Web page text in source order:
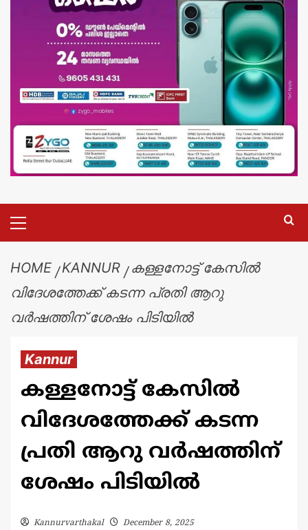
HOME KANNUR
കള്ളനോട്ട് കേസിൽ
വിദേശത്തേക്ക് കടന്ന പ്രതി ആറു
വർഷത്തിന് ശേഷം പിടിയിൽ
Kannur
കള്ളനോട്ട് കേസിൽ
വിദേശത്തേക്ക് കടന്ന
പ്രതി ആറു വർഷത്തിന്
ശേഷം പിടിയിൽ
Kannurvarthakal December 8, 2025